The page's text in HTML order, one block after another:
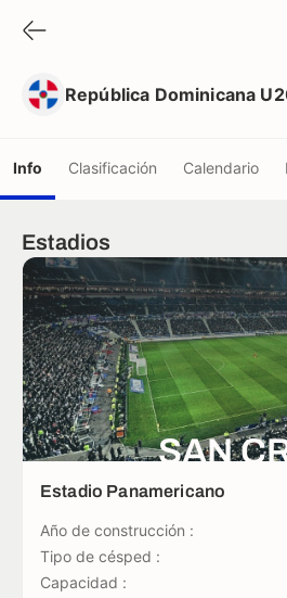
República Dominicana
Info Clasificación Calendario
Estadios
SAN
Estadio Panamericano
Año de construcción :
Tipo de césped :
Capacidad :